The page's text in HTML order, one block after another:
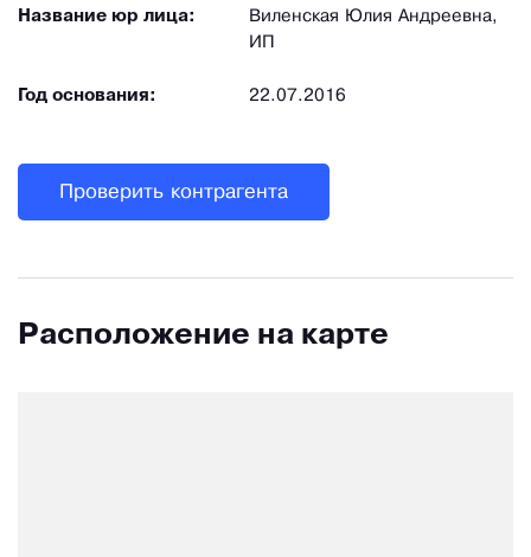
Название юр лица:
Виленская Юлия Андреевна,
ИП
Год основания: 22.07.2016
Проверить контрагента
Расположение на карте